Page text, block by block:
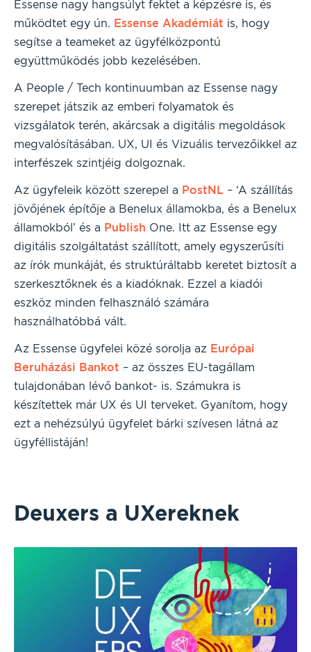
Essense nagy hangsúlyt fektet a képzésre is, és
működtet egy ún. Essense Akadémiát is, hogy
segítse a teameket az ügyfélközpontú
együttműködés jobb kezelésében.
A People / Tech kontinuumban az Essense nagy
szerepet játszik az emberi folyamatok és
vizsgálatok terén, akárcsak a digitális megoldások
megvalósításában. UX, UI és Vizuális tervezőikkel az
interfészek szintjéig dolgoznak.
Az ügyfeleik között szerepel a PostNL – ‘A szállítás
jövőjének építője a Benelux államokba, és a Benelux
államokból’ és a Publish One. Itt az Essense egy
digitális szolgáltatást szállított, amely egyszerűsíti
az írók munkáját, és struktúráltabb keretet biztosít a
szerkesztőknek és a kiadóknak. Ezzel a kiadói
eszköz minden felhasználó számára
használhatóbbá vált.
Az Essense ügyfelei közé sorolja az Európai
Beruházási Bankot – az összes EU-tagállam
tulajdonában lévő bankot- is. Számukra is
készítettek már UX és UI terveket. Gyanítom, hogy
ezt a nehézsúlyú ügyfelet bárki szívesen látná az
ügyféllistáján!
Deuxers a UXereknek